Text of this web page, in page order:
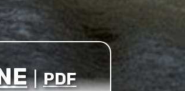
| PDF